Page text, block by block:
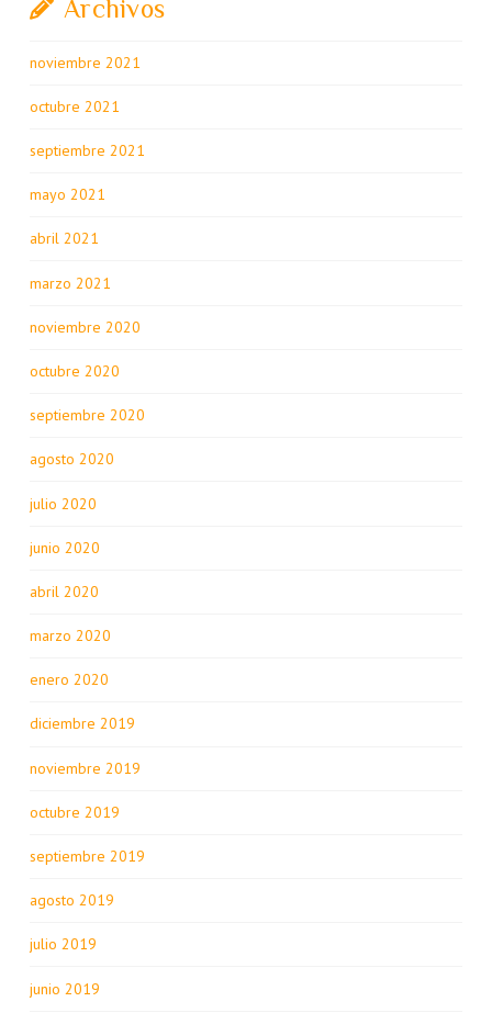
Archivos
noviembre 2021
octubre 2021
septiembre 2021
mayo 2021
abril 2021
marzo 2021
noviembre 2020
octubre 2020
septiembre 2020
agosto 2020
julio 2020
junio 2020
abril 2020
marzo 2020
enero 2020
diciembre 2019
noviembre 2019
octubre 2019
septiembre 2019
agosto 2019
julio 2019
junio 2019